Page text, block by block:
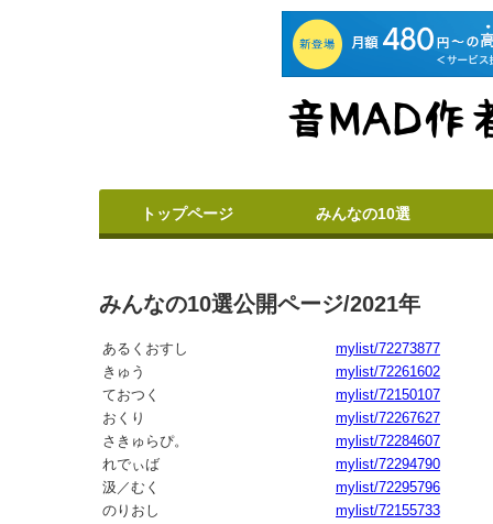
トップページ みんなの10選
みんなの10選公開ページ/2021年
あるくおすし
mylist/72273877
きゅう
mylist/72261602
ておつく
mylist/72150107
おくり
mylist/72267627
さきゅらぴ。
mylist/72284607
れでぃば
mylist/72294790
汲／むく
mylist/72295796
のりおし
mylist/72155733